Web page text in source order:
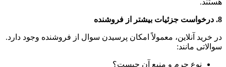
8. درخواست جزئیات بیشتر از فروشنده
در خرید آنلاین، معمولاً امکان پرسیدن سوال از فروشنده وجود دارد.
سوالاتی مانند:
نوع چرم و منبع آن چیست؟